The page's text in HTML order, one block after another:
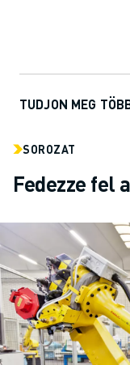
TUDJON MEG
SOROZAT
Fedezze fel